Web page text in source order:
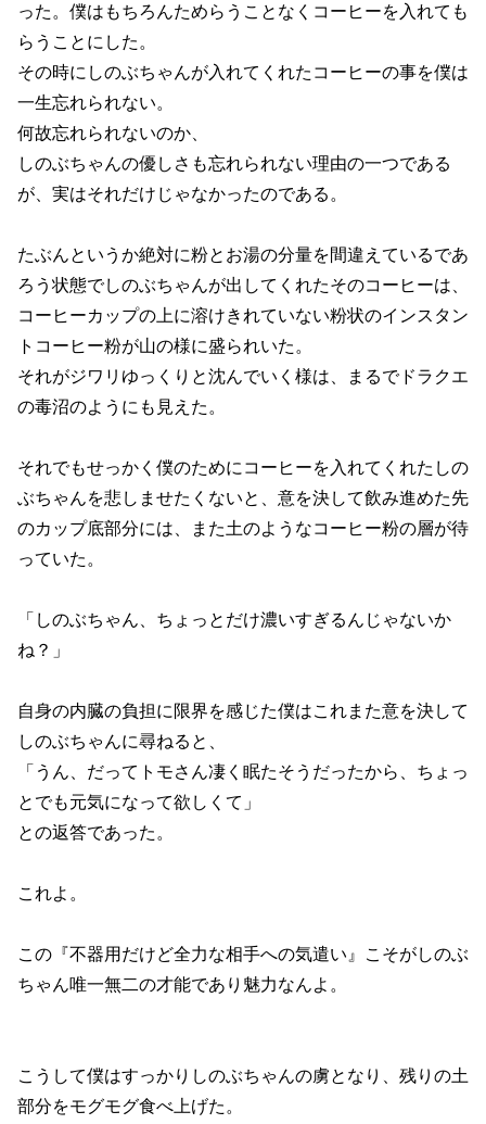
った。僕はもちろんためらうことなくコーヒーを入れても
らうことにした。
その時にしのぶちゃんが入れてくれたコーヒーの事を僕は
一生忘れられない。
何故忘れられないのか、
しのぶちゃんの優しさも忘れられない理由の一つである
が、実はそれだけじゃなかったのである。
たぶんというか絶対に粉とお湯の分量を間違えているであ
ろう状態でしのぶちゃんが出してくれたそのコーヒーは、
コーヒーカップの上に溶けきれていない粉状のインスタン
トコーヒー粉が山の様に盛られいた。
それがジワリゆっくりと沈んでいく様は、まるでドラクエ
の毒沼のようにも見えた。
それでもせっかく僕のためにコーヒーを入れてくれたしの
ぶちゃんを悲しませたくないと、意を決して飲み進めた先
のカップ底部分には、また土のようなコーヒー粉の層が待
っていた。
「しのぶちゃん、ちょっとだけ濃いすぎるんじゃないか
ね？」
自身の内臓の負担に限界を感じた僕はこれまた意を決して
しのぶちゃんに尋ねると、
「うん、だってトモさん凄く眠たそうだったから、ちょっ
とでも元気になって欲しくて」
との返答であった。
これよ。
この『不器用だけど全力な相手への気遣い』こそがしのぶ
ちゃん唯一無二の才能であり魅力なんよ。
こうして僕はすっかりしのぶちゃんの虜となり、残りの土
部分をモグモグ食べ上げた。